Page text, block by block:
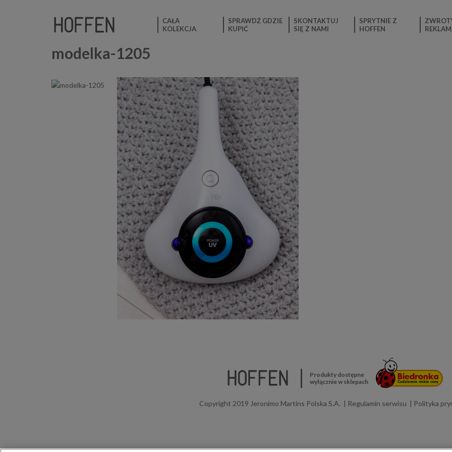
CAŁA
KOLEKCJA
SPRAWDŹ GDZIE
KUPIĆ
SKONTAKTUJ
SIĘ Z NAMI
SPRYTNIE Z
HOFFEN
modelka-1205
Produkty dostępne
wyłącznie w sklepach
Copyright 2019 Jeronimo Martins Polska S.A. Regulamin serwisu Polityka